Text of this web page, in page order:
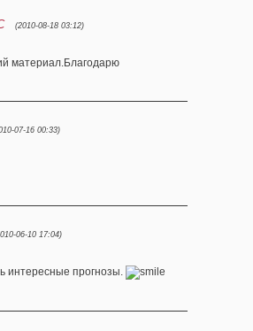
(2010-08-18 03:12)
материал.Благодарю
07-16 00:33)
06-10 17:04)
интересные прогнозы.